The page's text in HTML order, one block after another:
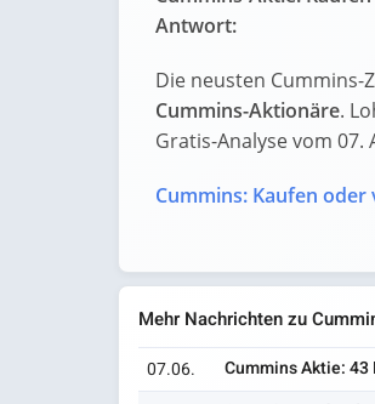
Antwort:
Die neusten Cummins-
Cummins-Aktionäre.
Gratis-Analyse vom
Cummins: Kaufen oder
Mehr Nachrichten zu
07.06. Cummins Aktie: